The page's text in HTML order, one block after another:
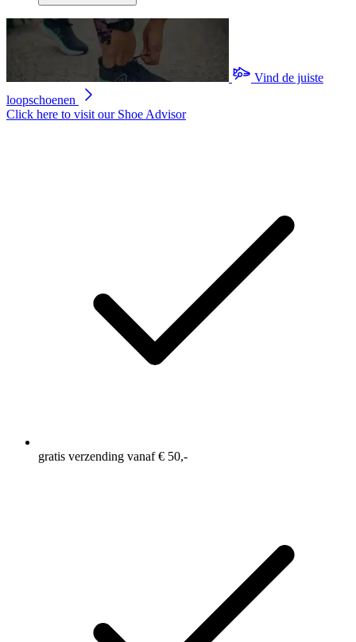
Vind de juiste
loopschoenen
Click here to visit our Shoe Advisor
gratis verzending vanaf € 50,-